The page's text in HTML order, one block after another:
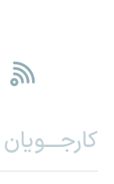
کارجـــویان